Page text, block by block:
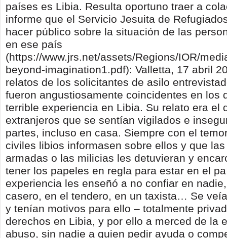
países es Libia. Resulta oportuno traer a
informe que el Servicio Jesuita de
hacer público sobre la situación de las
en ese país
(https://www.jrs.net/assets/Regions/IOR/
beyond-imagination1.pdf): Valletta, 17 abril
relatos de los solicitantes de asilo
fueron angustiosamente coincidentes en los
terrible experiencia en Libia. Su relato era el
extranjeros que se sentían vigilados e
partes, incluso en casa. Siempre con el
civiles libios informasen sobre ellos y que
armadas o las milicias les detuvieran y
tener los papeles en regla para estar en el
experiencia les enseñó a no confiar en
casero, en el tendero, en un taxista… Se
y tenían motivos para ello – totalmente
derechos en Libia, y por ello a merced de la
abuso, sin nadie a quien pedir ayuda o